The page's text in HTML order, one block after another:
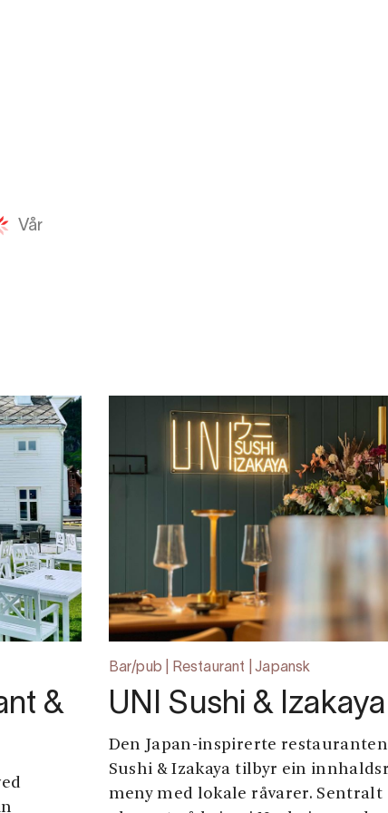
Vår
&
Bar/pub | Restaurant | Japansk
UNI Sushi & Izakaya
Den Japan-inspirerte
Sushi & Izakaya tilbyr ein
meny med lokale råvarer. Sentralt